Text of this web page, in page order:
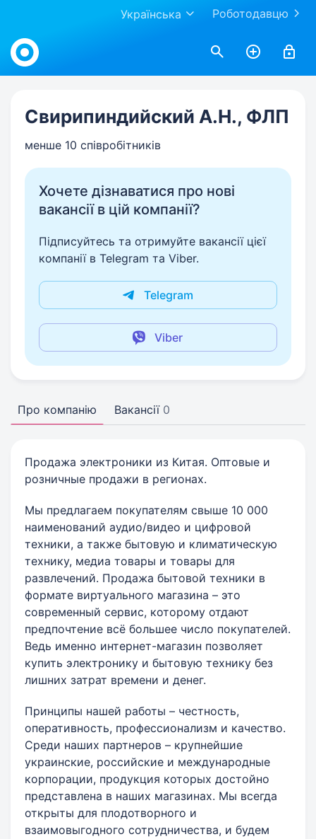
Роботодавцю
Українська
Work.ua
Свирипиндийский А.Н., ФЛП
менше 10 співробітників
Хочете дізнаватися про нові
вакансії в цій компанії?
Підписуйтесь та отримуйте вакансії цієї
компанії в Telegram та Viber.
Telegram
Viber
Про компанію Вакансії 0
Продажа электроники из Китая. Оптовые и
розничные продажи в регионах.
Мы предлагаем покупателям свыше 10 000
наименований аудио/видео и цифровой
техники, а также бытовую и климатическую
технику, медиа товары и товары для
развлечений. Продажа бытовой техники в
формате виртуального магазина – это
современный сервис, которому отдают
предпочтение всё большее число покупателей.
Ведь именно интернет-магазин позволяет
купить электронику и бытовую технику без
лишних затрат времени и денег.
Принципы нашей работы – честность,
оперативность, профессионализм и качество.
Среди наших партнеров – крупнейшие
украинские, российские и международные
корпорации, продукция которых достойно
представлена в наших магазинах. Мы всегда
открыты для плодотворного и
взаимовыгодного сотрудничества, и будем